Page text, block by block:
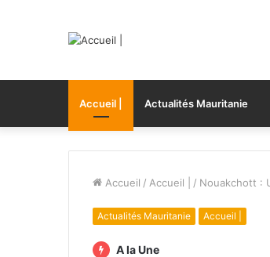
Accueil | Actualités Mauritanie
Accueil / Accueil | / Nouakchott :
Actualités Mauritanie Accueil |
A la Une